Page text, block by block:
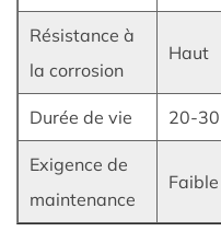
en
acier
ordinaires
2
2.
Analyse
de
la
Résistance à
la corrosion
Haut
Durée de vie 20-
Exigence de
maintenance
Faible